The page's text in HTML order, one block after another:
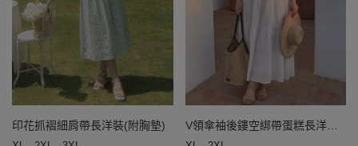
印花抓褶細肩帶長洋裝(附胸墊)
V領傘袖後鏤空綁帶蛋糕長洋裝
(附胸墊)